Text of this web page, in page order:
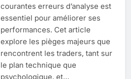
courantes erreurs d’analyse est
essentiel pour améliorer ses
performances. Cet article
explore les pièges majeurs que
rencontrent les traders, tant sur
le plan technique que
psychologique, et…